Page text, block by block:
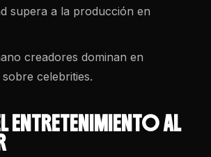
supera a la producción en
creadores dominan en
celebrities.
ENTRETENIMIENTO AL